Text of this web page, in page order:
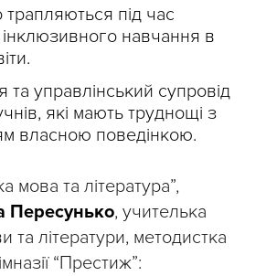
під час
інклюзивного навчання в
та управлінський супровід
які мають труднощі з
власною поведінкою.
мова та література”,
Пересунько, учителька
та літератури, методистка
“Престиж”: